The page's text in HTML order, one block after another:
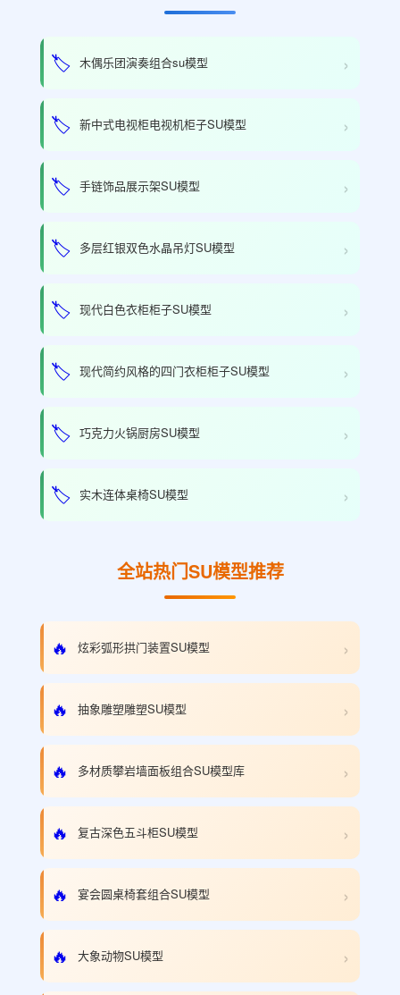
🏷️ 木偶乐团演奏组合su模型 ›
🏷️ 新中式电视柜电视机柜子SU模型 ›
🏷️ 手链饰品展示架SU模型 ›
🏷️ 多层红银双色水晶吊灯SU模型 ›
🏷️ 现代白色衣柜柜子SU模型 ›
🏷️ 现代简约风格的四门衣柜柜子SU模型 ›
🏷️ 巧克力火锅厨房SU模型 ›
🏷️ 实木连体桌椅SU模型 ›
全站热门SU模型推荐
🔥 炫彩弧形拱门装置SU模型 ›
🔥 抽象雕塑雕塑SU模型 ›
🔥 多材质攀岩墙面板组合SU模型库 ›
🔥 复古深色五斗柜SU模型 ›
🔥 宴会圆桌椅套组合SU模型 ›
🔥 大象动物SU模型 ›